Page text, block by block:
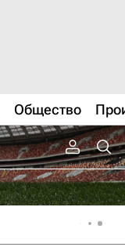
Общество